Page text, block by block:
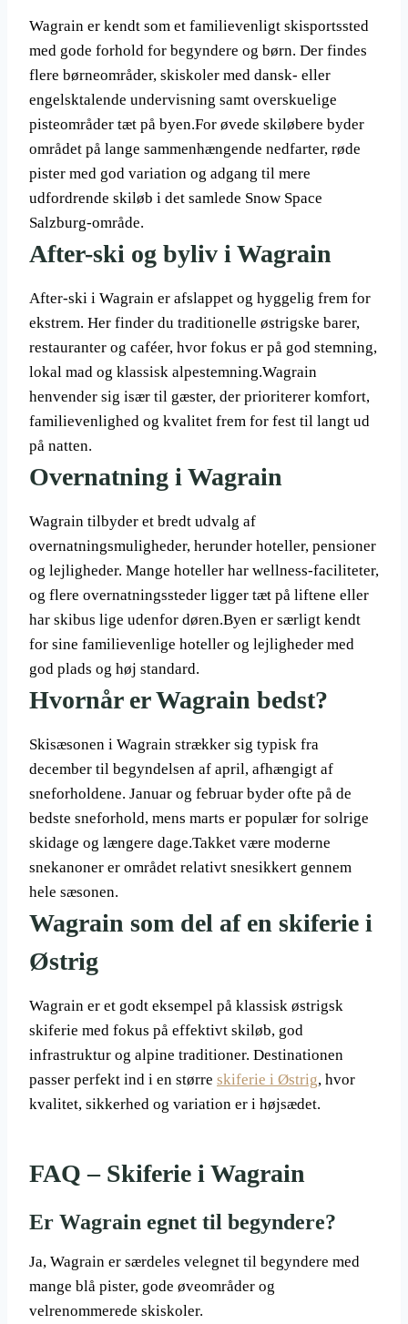
Wagrain er kendt som et familievenligt skisportssted
med gode forhold for begyndere og børn. Der findes
flere børneområder, skiskoler med dansk- eller
engelsktalende undervisning samt overskuelige
pisteområder tæt på byen.For øvede skiløbere byder
området på lange sammenhængende nedfarter, røde
pister med god variation og adgang til mere
udfordrende skiløb i det samlede Snow Space
Salzburg-område.
After-ski og byliv i Wagrain
After-ski i Wagrain er afslappet og hyggelig frem for
ekstrem. Her finder du traditionelle østrigske barer,
restauranter og caféer, hvor fokus er på god stemning,
lokal mad og klassisk alpestemning.Wagrain
henvender sig især til gæster, der prioriterer komfort,
familievenlighed og kvalitet frem for fest til langt ud
på natten.
Overnatning i Wagrain
Wagrain tilbyder et bredt udvalg af
overnatningsmuligheder, herunder hoteller, pensioner
og lejligheder. Mange hoteller har wellness-faciliteter,
og flere overnatningssteder ligger tæt på liftene eller
har skibus lige udenfor døren.Byen er særligt kendt
for sine familievenlige hoteller og lejligheder med
god plads og høj standard.
Hvornår er Wagrain bedst?
Skisæsonen i Wagrain strækker sig typisk fra
december til begyndelsen af april, afhængigt af
sneforholdene. Januar og februar byder ofte på de
bedste sneforhold, mens marts er populær for solrige
skidage og længere dage.Takket være moderne
snekanoner er området relativt snesikkert gennem
hele sæsonen.
Wagrain som del af en skiferie i
Østrig
Wagrain er et godt eksempel på klassisk østrigsk
skiferie med fokus på effektivt skiløb, god
infrastruktur og alpine traditioner. Destinationen
passer perfekt ind i en større skiferie i Østrig, hvor
kvalitet, sikkerhed og variation er i højsædet.
FAQ – Skiferie i Wagrain
Er Wagrain egnet til begyndere?
Ja, Wagrain er særdeles velegnet til begyndere med
mange blå pister, gode øveområder og
velrenommerede skiskoler.